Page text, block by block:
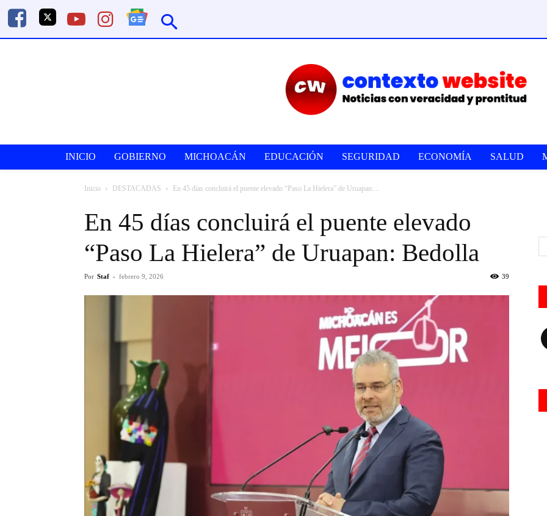
INICIO GOBIERNO MICHOACÁN EDUCACIÓN SEGURIDAD ECONOMÍA SALUD
Inicio DESTACADAS En 45 días concluirá el puente elevado “Paso La Hielera” de Uruapan:...
En 45 días concluirá el puente elevado
“Paso La Hielera” de Uruapan: Bedolla
Por Staf - febrero 9, 2026 39